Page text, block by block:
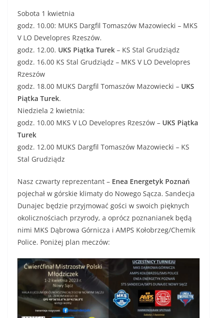
Sobota 1 kwietnia
godz. 10.00: MUKS Dargfil Tomaszów Mazowiecki – MKS
V LO Developres Rzeszów.
godz. 12.00. UKS Piątka Turek – KS Stal Grudziądz
godz. 16.00 KS Stal Grudziądz – MKS V LO Developres
Rzeszów
godz. 18.00 MUKS Dargfil Tomaszów Mazowiecki – UKS
Piątka Turek.
Niedziela 2 kwietnia:
godz. 10.00 MKS V LO Developres Rzeszów – UKS Piątka
Turek
godz. 12.00 MUKS Dargfil Tomaszów Mazowiecki – KS
Stal Grudziądz
Nasz czwarty reprezentant – Enea Energetyk Poznań
pojechał w górskie klimaty do Nowego Sącza. Sandecja
Dunajec będzie przyjmować gości w swoich pięknych
okolicznościach przyrody, a oprócz poznanianek będą
nimi MKS Dąbrowa Górnicza i AMPS Kołobrzeg/Chemik
Police. Poniżej plan meczów: